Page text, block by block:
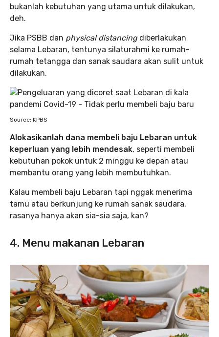
bukanlah kebutuhan yang utama untuk dilakukan,
deh.
Jika PSBB dan physical distancingdiberlakukan
selama Lebaran, tentunya silaturahmi ke rumah-
rumah tetangga dan sanak saudara akan sulit untuk
dilakukan.
Source: KPBS
Alokasikanlah dana membeli baju Lebaran untuk
keperluan yang lebih mendesak, seperti membeli
kebutuhan pokok untuk 2 minggu ke depan atau
membantu orang yang lebih membutuhkan.
Kalau membeli baju Lebaran tapi nggak menerima
tamu atau berkunjung ke rumah sanak saudara,
rasanya hanya akan sia-sia saja, kan?
4. Menu makanan Lebaran